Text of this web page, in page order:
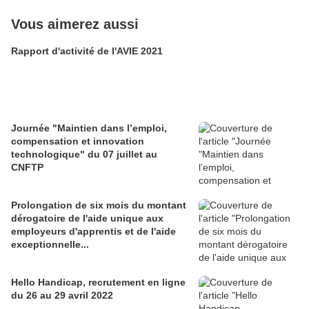
Vous aimerez aussi
Rapport d'activité de l'AVIE 2021
Journée "Maintien dans l’emploi,
compensation et innovation
technologique" du 07 juillet au
CNFTP
Prolongation de six mois du montant
dérogatoire de l'aide unique aux
employeurs d'apprentis et de l'aide
exceptionnelle...
Hello Handicap, recrutement en ligne
du 26 au 29 avril 2022